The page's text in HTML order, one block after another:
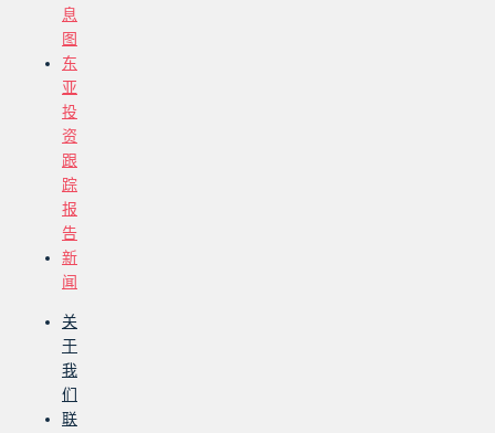
息
图
东
亚
投
资
跟
踪
报
告
新
闻
关
于
我
们
联